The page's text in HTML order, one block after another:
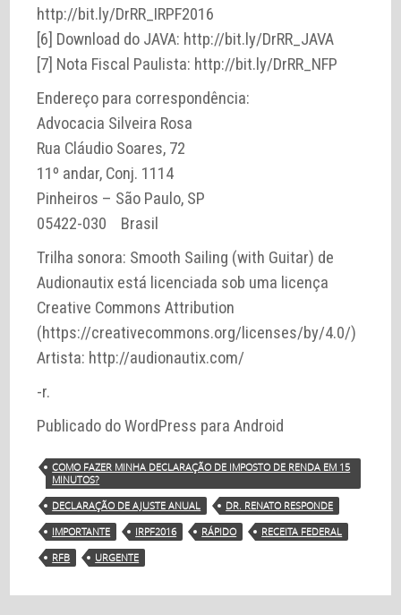
http://bit.ly/DrRR_IRPF2016
[6] Download do JAVA: http://bit.ly/DrRR_JAVA
[7] Nota Fiscal Paulista: http://bit.ly/DrRR_NFP
Endereço para correspondência:
Advocacia Silveira Rosa
Rua Cláudio Soares, 72
11º andar, Conj. 1114
Pinheiros – São Paulo, SP
05422-030 Brasil
Trilha sonora: Smooth Sailing (with Guitar) de
Audionautix está licenciada sob uma licença
Creative Commons Attribution
(https://creativecommons.org/licenses/by/4.0/)
Artista: http://audionautix.com/
-r.
Publicado do WordPress para Android
COMO FAZER MINHA DECLARAÇÃO DE IMPOSTO DE RENDA EM 15
MINUTOS?
DECLARAÇÃO DE AJUSTE ANUAL
DR. RENATO RESPONDE
IMPORTANTE
IRPF2016 RÁPIDO
RECEITA FEDERAL
RFB
URGENTE